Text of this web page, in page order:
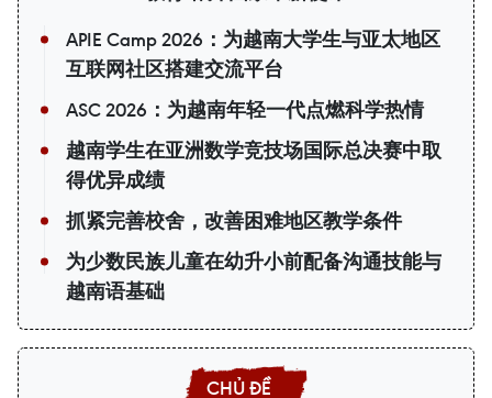
APIE Camp 2026：为越南大学生与亚太地区
互联网社区搭建交流平台
ASC 2026：为越南年轻一代点燃科学热情
越南学生在亚洲数学竞技场国际总决赛中取
得优异成绩
抓紧完善校舍，改善困难地区教学条件
为少数民族儿童在幼升小前配备沟通技能与
越南语基础